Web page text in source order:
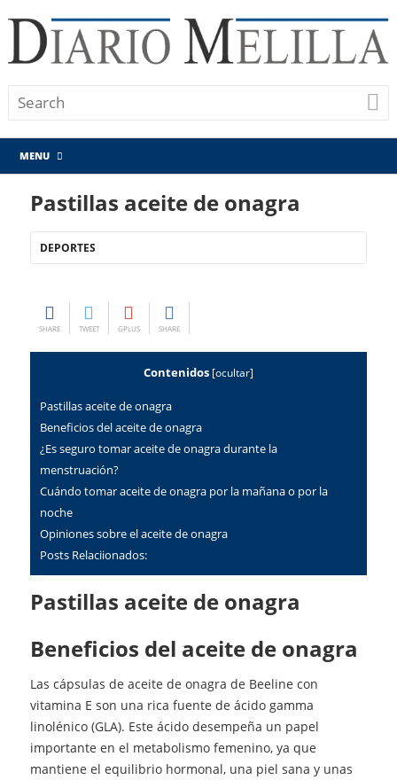
MENU
Pastillas aceite de onagra
DEPORTES
SHARE TWEET GPLUS SHARE
Contenidos [ocultar]
Pastillas aceite de onagra
beneficios del aceite de onagra
¿es seguro tomar aceite de onagra durante la
menstruación?
cuándo tomar aceite de onagra por la mañana o por la
noche
opiniones sobre el aceite de onagra
Posts Relaciionados:
Pastillas aceite de onagra
beneficios del aceite de onagra
Las cápsulas de aceite de onagra de Beeline con
vitamina E son una rica fuente de ácido gamma
linolénico (GLA). Este ácido desempeña un papel
importante en el metabolismo femenino, ya que
mantiene el equilibrio hormonal, una piel sana y unas